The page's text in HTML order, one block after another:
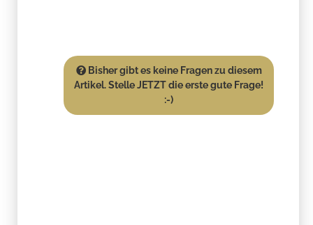
Bisher gibt es keine Fragen zu diesem
Artikel. Stelle JETZT die erste gute Frage!
:-)